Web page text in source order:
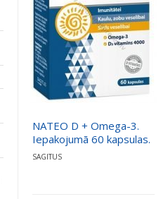
NATEO D + Omega-3.
Iepakojumā 60 kapsulas.
SAGITUS